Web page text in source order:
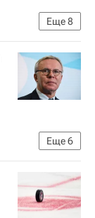
Еще8
Еще6